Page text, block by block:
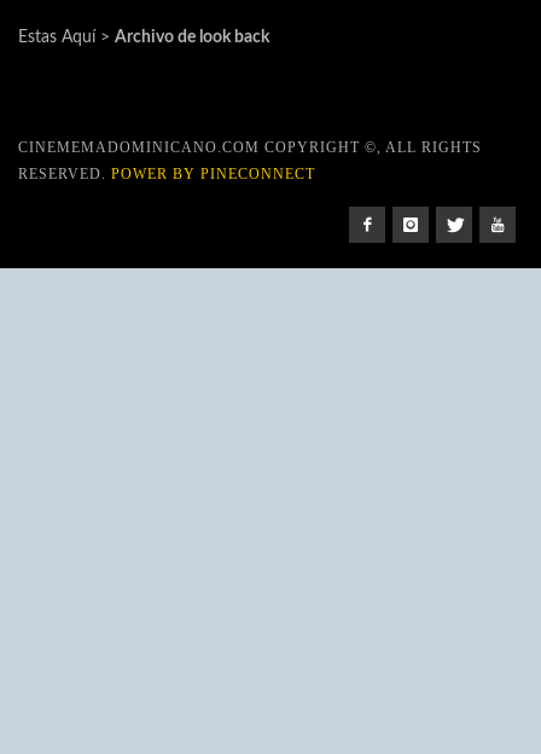
Estas Aquí > Archivo de look back
CINEMEMADOMINICANO.COM COPYRIGHT ©, ALL RIGHTS
RESERVED. POWER BY PINECONNECT